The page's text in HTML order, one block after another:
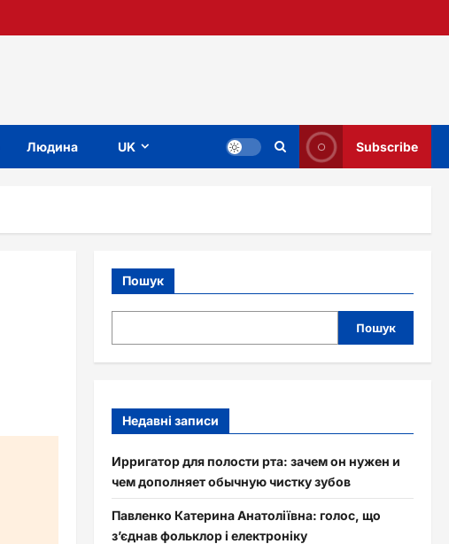
Людина UK Subscribe
Пошук
Пошук
Недавні записи
Ирригатор для полости рта: зачем он нужен и
чем дополняет обычную чистку зубов
Павленко Катерина Анатоліївна: голос, що
з’єднав фольклор і електроніку